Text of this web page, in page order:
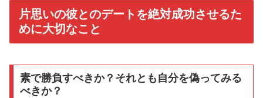
片思いの彼とのデートを絶対成功させるた
めに大切なこと
素で勝負すべきか？それとも自分を偽ってみる
べきか？